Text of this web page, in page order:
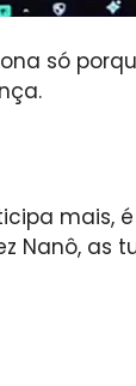
só
mais,
Nanô, as